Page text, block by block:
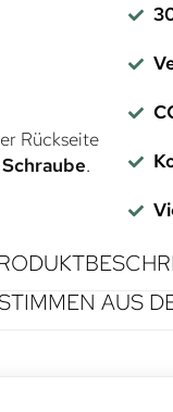
Rückseite
.
AUS